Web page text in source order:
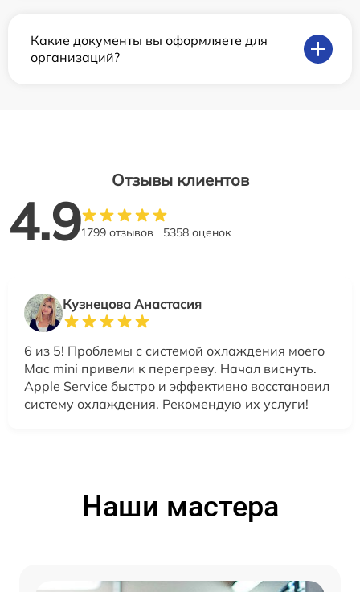
Какие документы вы оформляете для
организаций?
Отзывы клиентов
4.91799 отзывов 5358 оценок
Кузнецова Анастасия
6 из 5! Проблемы с системой охлаждения моего
Mac mini привели к перегреву. Начал виснуть.
Apple Service быстро и эффективно восстановил
систему охлаждения. Рекомендую их услуги!
Наши мастера